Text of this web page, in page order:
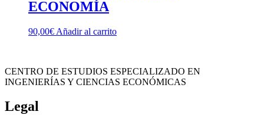
ECONOMÍA
90,00€ Añadir al carrito
CENTRO DE ESTUDIOS ESPECIALIZADO EN
INGENIERÍAS Y CIENCIAS ECONÓMICAS
Legal